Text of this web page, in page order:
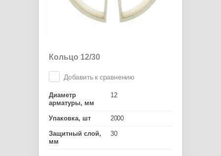
Кольцо 12/30
Добавить к сравнению
Диаметр
арматуры, мм
12
Упаковка, шт 2000
Защитный слой,
мм
30